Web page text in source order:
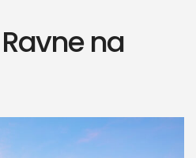
na